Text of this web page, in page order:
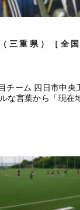
三重県）［全
チーム 四日市中央
な言葉から「現在